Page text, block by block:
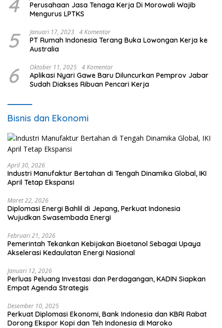
Perusahaan Jasa Tenaga Kerja Di Morowali Wajib
Mengurus LPTKS
5 Januari 17, 2023 4 Komentar
PT Rumah Indonesia Terang Buka Lowongan Kerja ke
Australia
6 Oktober 11, 2025 4 Komentar
Aplikasi Nyari Gawe Baru Diluncurkan Pemprov Jabar
Sudah Diakses Ribuan Pencari Kerja
Bisnis dan Ekonomi
April 30, 2026
Industri Manufaktur Bertahan di Tengah Dinamika Global, IKI
April Tetap Ekspansi
Maret 22, 2026
Diplomasi Energi Bahlil di Jepang, Perkuat Indonesia
Wujudkan Swasembada Energi
Februari 21, 2026
Pemerintah Tekankan Kebijakan Bioetanol Sebagai Upaya
Akselerasi Kedaulatan Energi Nasional
Januari 12, 2026
Perluas Peluang Investasi dan Perdagangan, KADIN Siapkan
Empat Agenda Strategis
Desember 10, 2025
Perkuat Diplomasi Ekonomi, Bank Indonesia dan KBRI Rabat
Dorong Ekspor Kopi dan Teh Indonesia di Maroko